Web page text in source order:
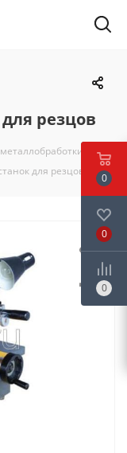
резцов
для резцов
0
0
0